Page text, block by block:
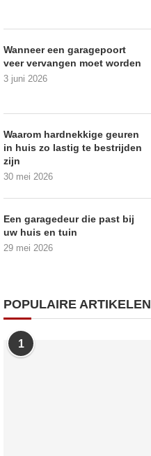
Wanneer een garagepoort
veer vervangen moet worden
3 juni 2026
Waarom hardnekkige geuren
in huis zo lastig te bestrijden
zijn
30 mei 2026
Een garagedeur die past bij
uw huis en tuin
29 mei 2026
POPULAIRE ARTIKELEN
1